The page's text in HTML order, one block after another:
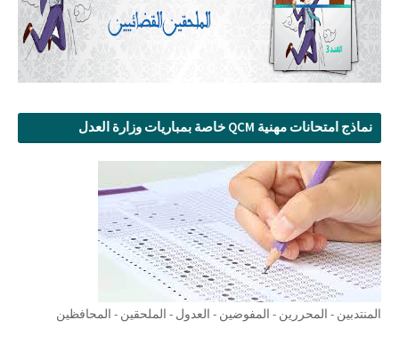
نماذج امتحانات مهنية QCM خاصة بمباريات وزارة العدل
المنتدبين - المحررين - المفوضين - العدول - الملحقين - المحافظين